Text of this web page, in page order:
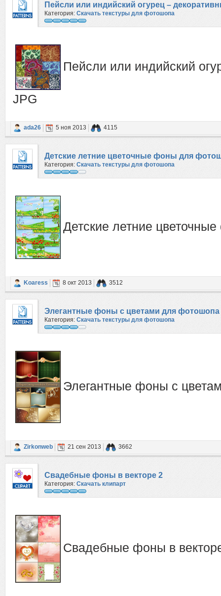
Пейсли или индийский огурец –
Категория: Скачать текстуры для фотошопа
Пейсли или индийский
JPG
ada26 5 ноя 2013 4115
Детские летние цветочные фоны для
Категория: Скачать текстуры для фотошопа
Детские летние
Koaress 8 окт 2013 3512
Элегантные фоны с цветами для фотошопа
Категория: Скачать текстуры для фотошопа
Элегантные фоны с
Zirkonweb 21 сен 2013 3662
Свадебные фоны в векторе 2
Категория: Скачать клипарт
Свадебные фоны в